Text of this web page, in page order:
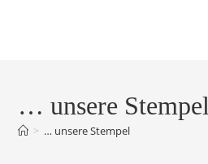
… unsere Stempel
> … unsere Stempel